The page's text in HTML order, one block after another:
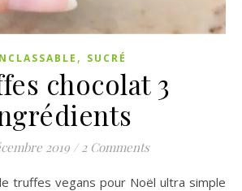
, SUCRÉ
chocolat 3
2019 / 2 Comments